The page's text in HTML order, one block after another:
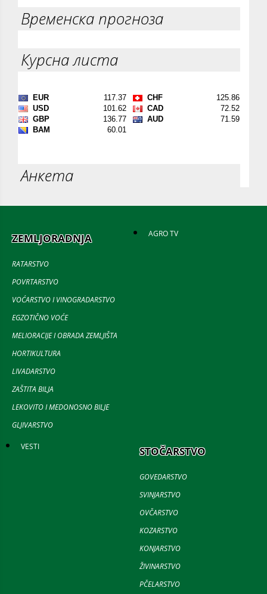
Временска прогноза
Курсна листа
Анкета
ZEMLJORADNJA
RATARSTVO
POVRTARSTVO
VOĆARSTVO I VINOGRADARSTVO
EGZOTIČNO VOĆE
MELIORACIJE I OBRADA ZEMLJIŠTA
HORTIKULTURA
LIVADARSTVO
ZAŠTITA BILJA
LEKOVITO I MEDONOSNO BILJE
GLJIVARSTVO
AGRO TV
VESTI STOČARSTVO
GOVEDARSTVO
SVINJARSTVO
OVČARSTVO
KOZARSTVO
KONJARSTVO
ŽIVINARSTVO
PČELARSTVO